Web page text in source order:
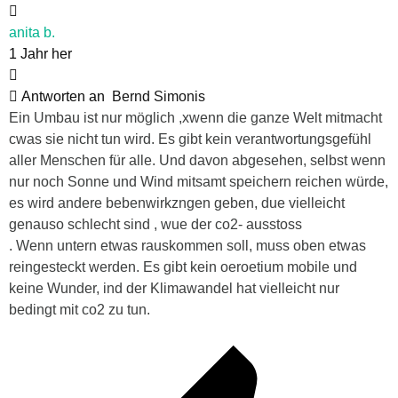
anita b.
1 Jahr her
Antworten an
Bernd Simonis
Ein Umbau ist nur möglich ,xwenn die ganze Welt mitmacht
cwas sie nicht tun wird. Es gibt kein verantwortungsgefühl
aller Menschen für alle. Und davon abgesehen, selbst wenn
nur noch Sonne und Wind mitsamt speichern reichen würde,
es wird andere bebenwirkzngen geben, due vielleicht
genauso schlecht sind , wue der co2- ausstoss
. Wenn untern etwas rauskommen soll, muss oben etwas
reingesteckt werden. Es gibt kein oeroetium mobile und
keine Wunder, ind der Klimawandel hat vielleicht nur
bedingt mit co2 zu tun.